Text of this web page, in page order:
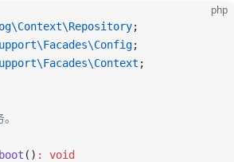
php
Repository;
Config;
Context ;
() :
void